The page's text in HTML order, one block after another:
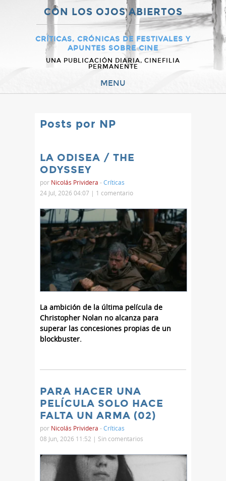
CON LOS OJOS ABIERTOS
CRÍTICAS, CRÓNICAS DE FESTIVALES Y
APUNTES SOBRE CINE
UNA PUBLICACIÓN DIARIA, CINEFILIA
PERMANENTE
MENU
Posts por NP
LA ODISEA / THE
ODYSSEY
por Nicolás Prividera -Críticas
24 Jul, 2026 04:07 | 1 comentario
La ambición de la última película de
Christopher Nolan no alcanza para
superar las concesiones propias de un
blockbuster.
PARA HACER UNA
PELÍCULA SOLO HACE
FALTA UN ARMA (02)
por Nicolás Prividera -Críticas
08 Jun, 2026 11:52 | Sin comentarios